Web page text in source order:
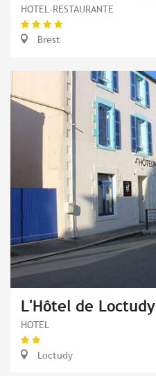
HOTEL-RESTAURANTE
Brest
L'Hôtel de Loctudy
HOTEL
Loctudy